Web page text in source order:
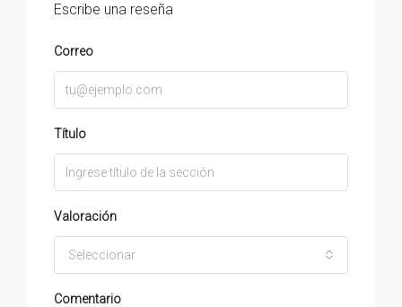
Escribe una reseña
Correo
Título
Valoración
Seleccionar
Comentario